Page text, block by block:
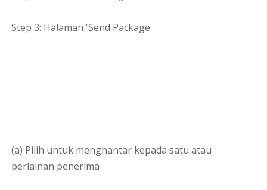
Step 3: Halaman 'Send Package'
(a) Pilih untuk menghantar kepada satu atau
berlainan penerima